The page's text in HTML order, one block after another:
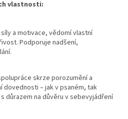
vlastnosti:
a motivace, vědomí vlastní
Podporuje nadšení,
skrze porozumění a
dovednosti – jak v psaném, tak
důrazem na důvěru v sebevyjádření